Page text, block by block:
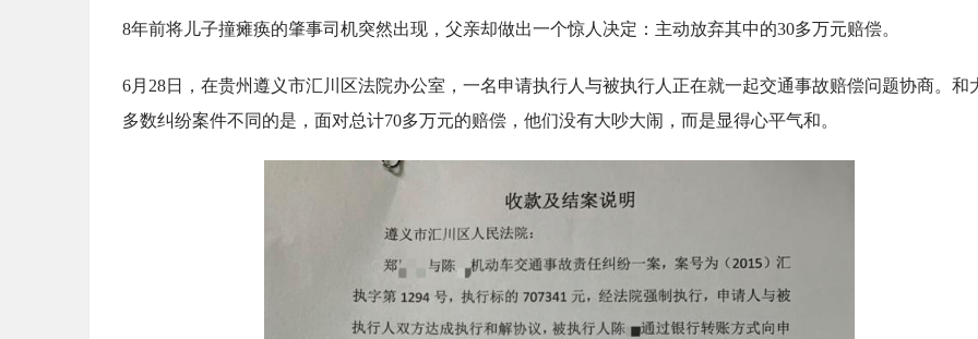
8年前将儿子撞瘫痪的肇事司机突然出现，父亲却做出一个惊人决定：主动放弃其中的30多万元赔偿。
6月28日，在贵州遵义市汇川区法院办公室，一名申请执行人与被执行人正在就一起交通事故赔偿问题协商。和
多数纠纷案件不同的是，面对总计70多万元的赔偿，他们没有大吵大闹，而是显得心平气和。